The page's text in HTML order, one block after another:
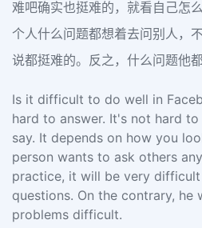
难吧确实也挺难的，就看自己怎
个人什么问题都想着去问别人，
说都挺难的。反之，什么问题他
Is it difficult to do well in
hard to answer. It's not hard
say. It depends on how you
person wants to ask others
practice, it will be very
questions. On the contrary, he
problems difficult.